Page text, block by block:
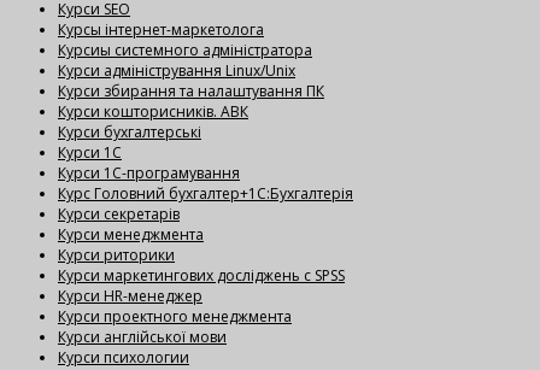
Курси SEO
Курсы інтернет-маркетолога
Курсиы системного адміністратора
Курси адміністрування Linux/Unix
Курси збирання та налаштування ПК
Курси кошторисників. АВК
Курси бухгалтерські
Курси 1С
Курси 1С-програмування
Курс Головний бухгалтер+1С:Бухгалтерія
Курси секретарів
Курси менеджмента
Курси риторики
Курси маркетингових досліджень с SPSS
Курси HR-менеджер
Курси проектного менеджмента
Курси англійської мови
Курси психологии